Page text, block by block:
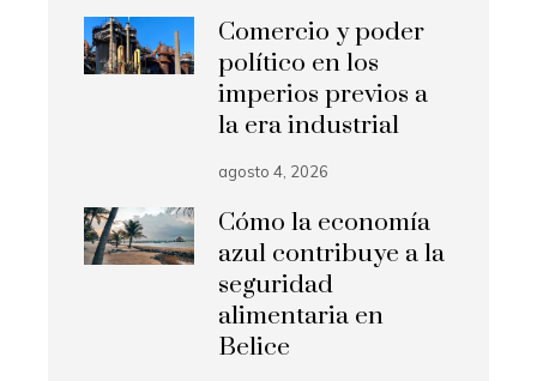
Comercio y poder
político en los
imperios previos a
la era industrial
agosto 4, 2026
Cómo la economía
azul contribuye a la
seguridad
alimentaria en
Belice